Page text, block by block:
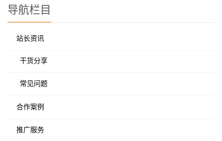
导航栏目
站长资讯
干货分享
常见问题
合作案例
推广服务